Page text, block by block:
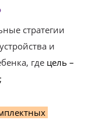
стратегии
и
где цель –